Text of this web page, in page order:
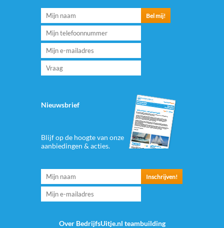
Nieuwsbrief
Blijf op de hoogte van onze
aanbiedingen & acties.
Over BedrijfsUitje.nl teambuilding